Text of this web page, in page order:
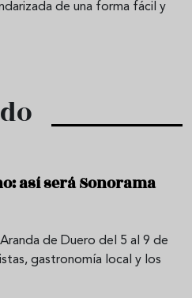
de una forma fácil y
así será Sonorama
de Duero del 5 al 9 de
gastronomía local y los